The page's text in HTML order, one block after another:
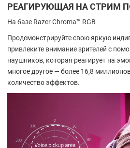
РЕАГИРУЮЩАЯ НА СТРИМ
На базе Razer Chroma™ RGB
Продемонстрируйте свою яркую
привлеките внимание зрителей с
наушников, которая реагирует на
многое другое — более 16,8
количество эффектов.